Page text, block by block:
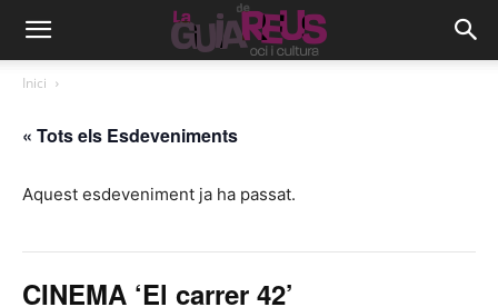
Inici
« Tots els Esdeveniments
Aquest esdeveniment ja ha passat.
CINEMA ‘El carrer 42’